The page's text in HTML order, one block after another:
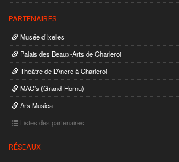
PARTENAIRES
Musée d’Ixelles
Palais des Beaux-Arts de Charleroi
Théâtre de L’Ancre à Charleroi
MAC’s (Grand-Hornu)
Ars Musica
Listes des partenaires
RÉSEAUX